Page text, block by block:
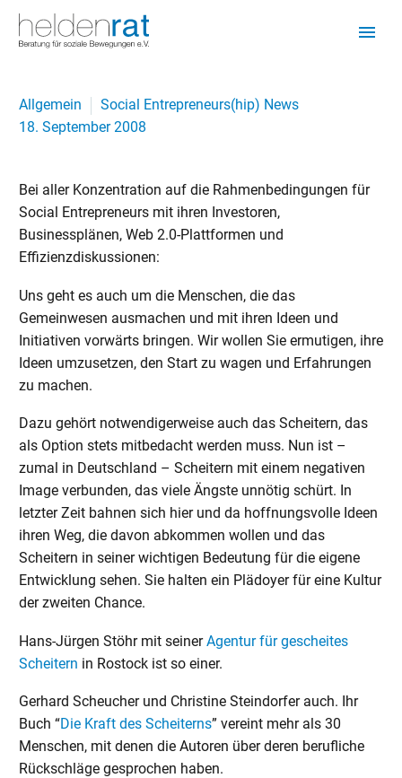
Allgemein
Social Entrepreneurs(hip) News
18. September 2008
Bei aller Konzentration auf die Rahmenbedingungen für
Social Entrepreneurs mit ihren Investoren,
Businessplänen, Web 2.0-Plattformen und
Effizienzdiskussionen:
Uns geht es auch um die Menschen, die das
Gemeinwesen ausmachen und mit ihren Ideen und
Initiativen vorwärts bringen. Wir wollen Sie ermutigen, ihre
Ideen umzusetzen, den Start zu wagen und Erfahrungen
zu machen.
Dazu gehört notwendigerweise auch das Scheitern, das
als Option stets mitbedacht werden muss. Nun ist –
zumal in Deutschland – Scheitern mit einem negativen
Image verbunden, das viele Ängste unnötig schürt. In
letzter Zeit bahnen sich hier und da hoffnungsvolle Ideen
ihren Weg, die davon abkommen wollen und das
Scheitern in seiner wichtigen Bedeutung für die eigene
Entwicklung sehen. Sie halten ein Plädoyer für eine Kultur
der zweiten Chance.
Hans-Jürgen Stöhr mit seinerAgentur für gescheites
Scheitern in Rostock ist so einer.
Gerhard Scheucher und Christine Steindorfer auch. Ihr
Buch “Die Kraft des Scheiterns” vereint mehr als 30
Menschen, mit denen die Autoren über deren berufliche
Rückschläge gesprochen haben.